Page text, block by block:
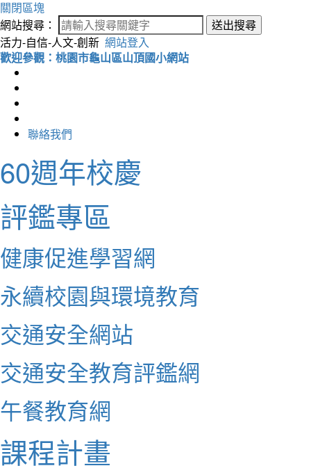
關閉區塊
網站搜尋：
送出搜尋
活力-自信-人文-創新 網站登入
歡迎參觀：桃園市龜山區山頂國小網站
聯絡我們
60週年校慶
評鑑專區
健康促進學習網
永續校園與環境教育
交通安全網站
交通安全教育評鑑網
午餐教育網
課程計畫